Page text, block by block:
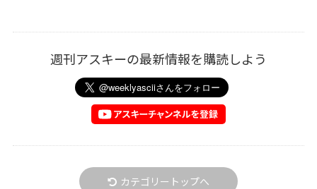
週刊アスキーの最新情報を購読しよう
カテゴリートップへ